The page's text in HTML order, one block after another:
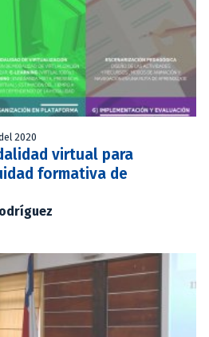
2020
virtual para
formativa de